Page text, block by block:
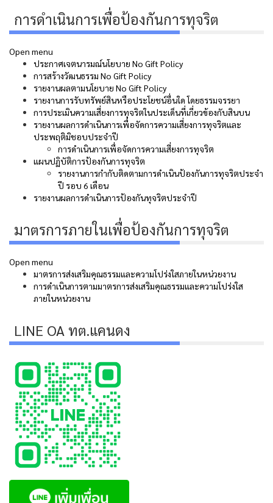
การดำเนินการเพื่อป้องกันการทุจริต
Open menu
ประกาศเจตนารมณ์นโยบาย No Gift Policy
การสร้างวัฒนธรรม No Gift Policy
รายงานผลตามนโยบาย No Gift Policy
รายงานการรับทรัพย์สินหรือประโยชน์อื่นใด โดยธรรมจรรยา
การประเมินความเสี่ยงการทุจริตในประเด็นที่เกี่ยวข้องกับสินบน
รายงานผลการดำเนินการเพื่อจัดการความเสี่ยงการทุจริตและ
ประพฤติมิชอบประจำปี
การดำเนินการเพื่อจัดการความเสี่ยงการทุจริต
แผนปฏิบัติการป้องกันการทุจริต
รายงานการกำกับติดตามการดำเนินป้องกันการทุจริตประจำ
ปี รอบ 6 เดือน
รายงานผลการดำเนินการป้องกันทุจริตประจำปี
มาตรการภายในเพื่อป้องกันการทุจริต
Open menu
มาตรการส่งเสริมคุณธรรมและความโปร่งใสภายในหน่วยงาน
การดำเนินการตามมาตรการส่งเสริมคุณธรรมและความโปร่งใส
ภายในหน่วยงาน
LINE OA ทต.แคนดง